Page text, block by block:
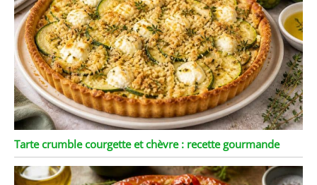
Tarte crumble courgette et chèvre : recette gourmande